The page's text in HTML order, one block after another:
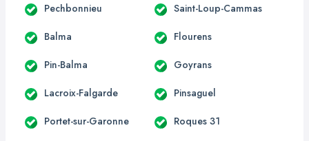
Pechbonnieu Saint-Loup-Cammas
Balma Flourens
Pin-Balma Goyrans
Lacroix-Falgarde Pinsaguel
Portet-sur-Garonne Roques 31